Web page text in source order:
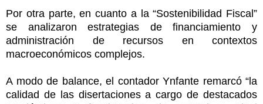
Por otra parte, en cuanto a la “Sostenibilidad Fiscal”
se analizaron estrategias de financiamiento y
administración de recursos en contextos
macroeconómicos complejos.
A modo de balance, el contador Ynfante remarcó “la
calidad de las disertaciones a cargo de destacados